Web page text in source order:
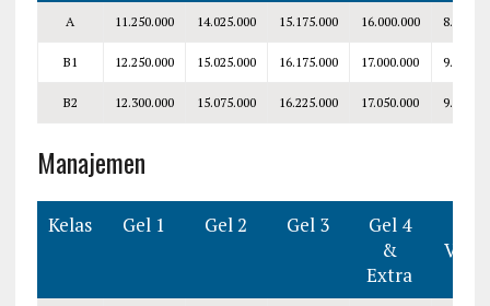
A 11.250.000 14.025.000 15.175.000 16.000.000
B1 12.250.000 15.025.000 16.175.000 17.000.000
B2 12.300.000 15.075.000 16.225.000 17.050.000
Manajemen
Kelas Gel 1 Gel 2 Gel 3
Gel 4
&
Extra